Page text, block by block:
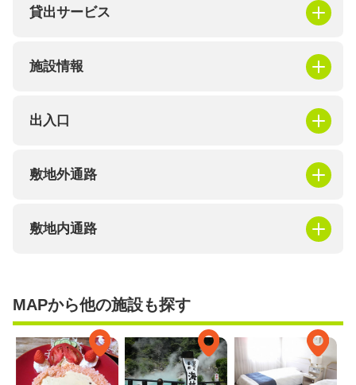
貸出サービス
施設情報
出入口
敷地外通路
敷地内通路
MAPから他の施設も探す